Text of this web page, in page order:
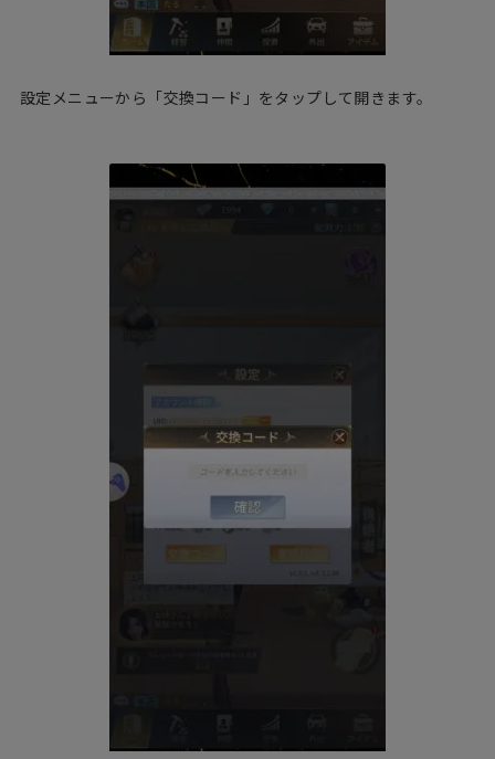
設定メニューから「交換コード」をタップして開きます。